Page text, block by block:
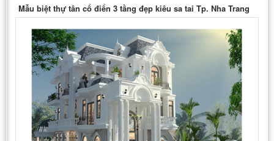
Mẫu biệt thự tân cổ điển 3 tầng đẹp kiêu sa tai Tp. Nha Trang